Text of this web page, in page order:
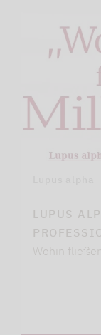
LUPUS
Wohin